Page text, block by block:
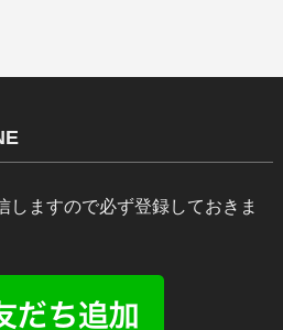
しますので必ず登録しておきま